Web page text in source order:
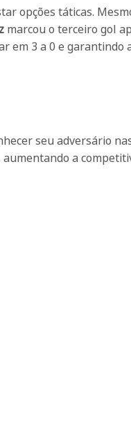
opções táticas.
marcou o terceiro gol
em 3 a 0 e garantindo
seu adversário
aumentando a